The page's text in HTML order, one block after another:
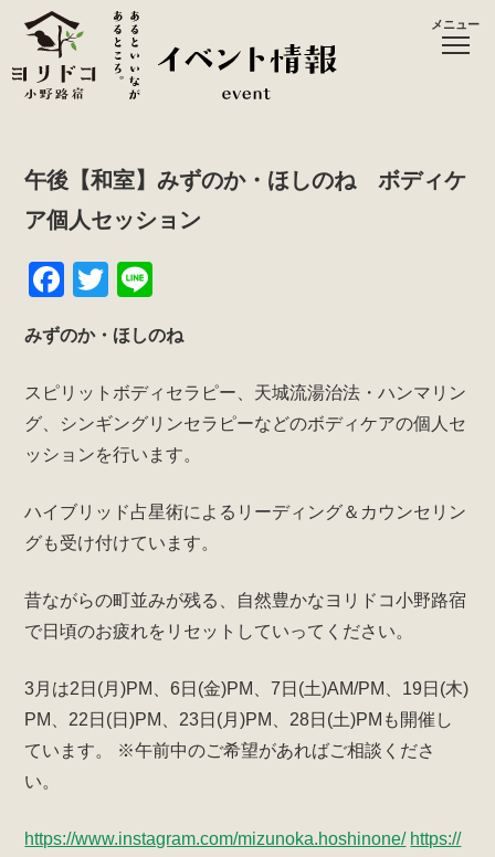
メニュー
午後【和室】みずのか・ほしのね ボディケ
ア個人セッション
F
c
e
b
o
k
T
tt
er
e
みずのか・ほしのね
スピリットボディセラピー、天城流湯治法・ハンマリン
グ、シンギングリンセラピーなどのボディケアの個人セ
ッションを行います。
ハイブリッド占星術によるリーディング＆カウンセリン
グも受け付けています。
昔ながらの町並みが残る、自然豊かなヨリドコ小野路宿
で日頃のお疲れをリセットしていってください。
3月は2日(月)PM、6日(金)PM、7日(土)AM/PM、19日(木)
PM、22日(日)PM、23日(月)PM、28日(土)PMも開催し
ています。
※午前中のご希望があればご相談くださ
い。
https://www.instagram.com/mizunoka.hoshinone/ https://